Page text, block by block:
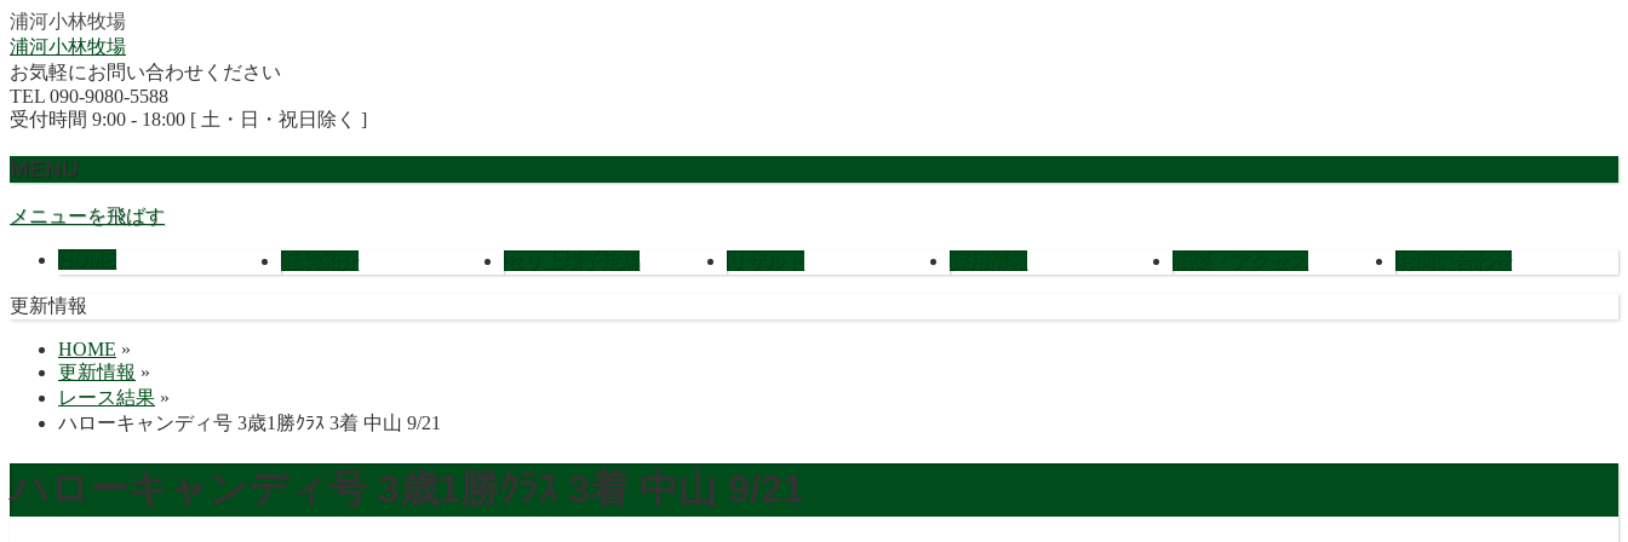
浦河小林牧場
浦河小林牧場
お気軽にお問い合わせください
TEL 090-9080-5588
受付時間 9:00 - 18:00 [ 土・日・祝日除く ]
MENU
メニューを飛ばす
更新情報
HOME »
更新情報 »
レース結果 »
ハローキャンディ号 3歳1勝ｸﾗｽ 3着 中山 9/21
ハローキャンディ号 3歳1勝ｸﾗｽ 3着 中山 9/21